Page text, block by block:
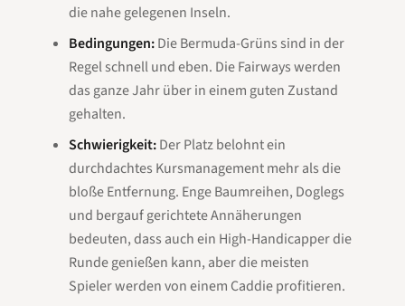
die nahe gelegenen Inseln.
Bedingungen:Die Bermuda-Grüns sind in der
Regel schnell und eben. Die Fairways werden
das ganze Jahr über in einem guten Zustand
gehalten.
Schwierigkeit:Der Platz belohnt ein
durchdachtes Kursmanagement mehr als die
bloße Entfernung. Enge Baumreihen, Doglegs
und bergauf gerichtete Annäherungen
bedeuten, dass auch ein High-Handicapper die
Runde genießen kann, aber die meisten
Spieler werden von einem Caddie profitieren.